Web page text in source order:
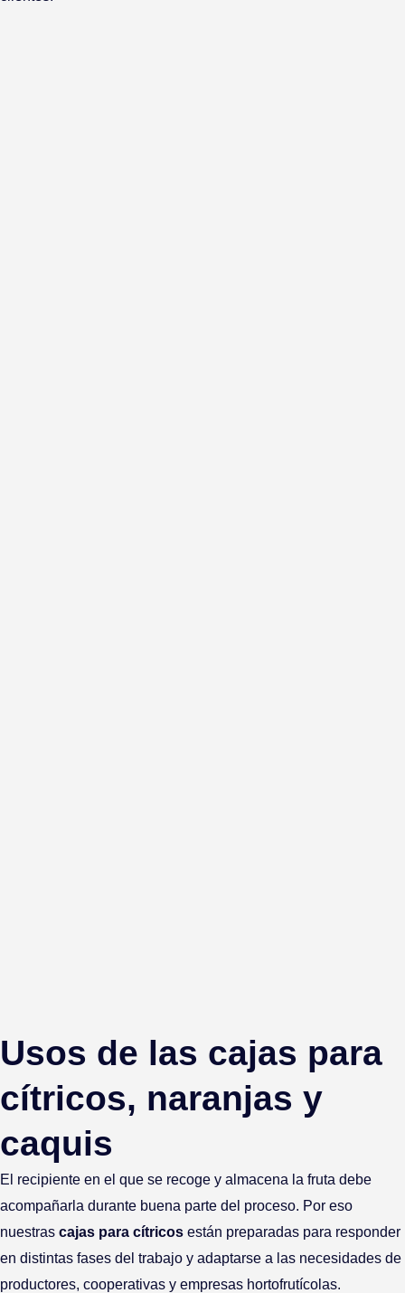
Usos de las cajas para
cítricos, naranjas y
caquis
El recipiente en el que se recoge y almacena la fruta debe
acompañarla durante buena parte del proceso. Por eso
nuestras cajas para cítricos están preparadas para responder
en distintas fases del trabajo y adaptarse a las necesidades de
productores, cooperativas y empresas hortofrutícolas.